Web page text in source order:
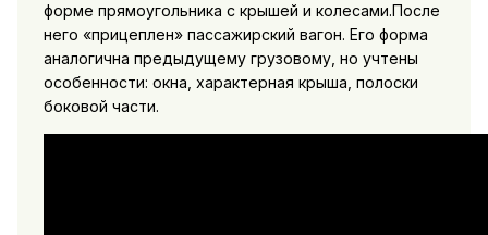
форме прямоугольника с крышей и колесами.После
него «прицеплен» пассажирский вагон. Его форма
аналогична предыдущему грузовому, но учтены
особенности: окна, характерная крыша, полоски
боковой части.